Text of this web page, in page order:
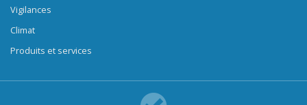
Vigilances
Climat
Produits et services